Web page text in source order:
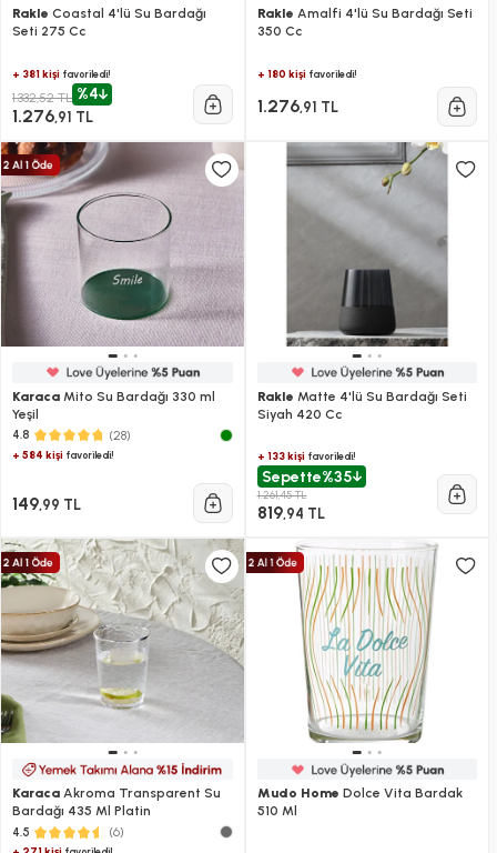
Rakle Coastal 4'lü Su Bardağı
Seti 275 Cc
+ 381 kişi favoriledi!
1.332,52 TL %4
1.276,91 TL
Rakle Amalfi 4'lü Su Bardağı Seti
350 Cc
+ 180 kişifavoriledi!
1.276,91 TL
Karaca Mito Su Bardağı 330 ml
Yeşil
4.8 (28)
+ 584 kişi favoriledi!
149,99 TL
Rakle Matte 4'lü Su Bardağı Seti
Siyah 420 Cc
+ 133 kişifavoriledi!
Sepette%35
1.261,45 TL
819,94 TL
Karaca Akroma Transparent Su
Bardağı 435 Ml Platin
4.5 (6)
Mudo Home Dolce Vita Bardak
510 Ml